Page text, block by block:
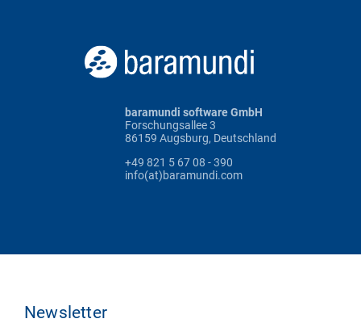
baramundi software GmbH
Forschungsallee 3
86159 Augsburg, Deutschland
+49 821 5 67 08 - 390
info(at)baramundi.com
Newsletter